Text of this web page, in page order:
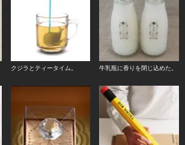
クジラとティータイム。 牛乳瓶に香りを閉じ込めた。